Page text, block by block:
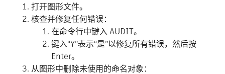
打开图形文件。
核查并修复任何错误：
在命令行中键入 AUDIT。
键入“Y”表示“是”以修复所有错误，然后按
Enter。
从图形中删除未使用的命名对象：